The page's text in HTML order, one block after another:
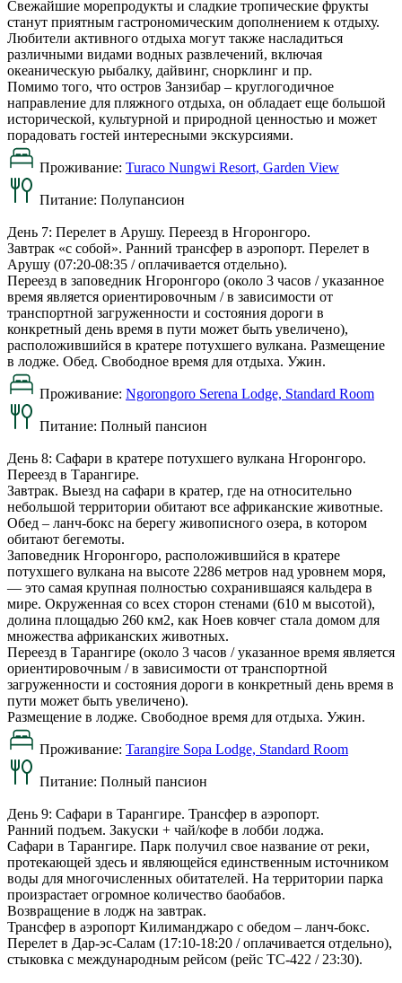
Свежайшие морепродукты и сладкие тропические фрукты
станут приятным гастрономическим дополнением к отдыху.
Любители активного отдыха могут также насладиться
различными видами водных развлечений, включая
океаническую рыбалку, дайвинг, снорклинг и пр.
Помимо того, что остров Занзибар – круглогодичное
направление для пляжного отдыха, он обладает еще большой
исторической, культурной и природной ценностью и может
порадовать гостей интересными экскурсиями.
Проживание: Turaco Nungwi Resort, Garden View
Питание: Полупансион
День 7: Перелет в Арушу. Переезд в Нгоронгоро.
Завтрак «с собой». Ранний трансфер в аэропорт. Перелет в
Арушу (07:20-08:35 / оплачивается отдельно).
Переезд в заповедник Нгоронгоро (около 3 часов / указанное
время является ориентировочным / в зависимости от
транспортной загруженности и состояния дороги в
конкретный день время в пути может быть увеличено),
расположившийся в кратере потухшего вулкана. Размещение
в лодже. Обед. Свободное время для отдыха. Ужин.
Проживание: Ngorongoro Serena Lodge, Standard Room
Питание: Полный пансион
День 8: Сафари в кратере потухшего вулкана Нгоронгоро.
Переезд в Тарангире.
Завтрак. Выезд на сафари в кратер, где на относительно
небольшой территории обитают все африканские животные.
Обед – ланч-бокс на берегу живописного озера, в котором
обитают бегемоты.
Заповедник Нгоронгоро, расположившийся в кратере
потухшего вулкана на высоте 2286 метров над уровнем моря,
— это самая крупная полностью сохранившаяся кальдера в
мире. Окруженная со всех сторон стенами (610 м высотой),
долина площадью 260 км2, как Ноев ковчег стала домом для
множества африканских животных.
Переезд в Тарангире (около 3 часов / указанное время является
ориентировочным / в зависимости от транспортной
загруженности и состояния дороги в конкретный день время в
пути может быть увеличено).
Размещение в лодже. Свободное время для отдыха. Ужин.
Проживание: Tarangire Sopa Lodge, Standard Room
Питание: Полный пансион
День 9: Сафари в Тарангире. Трансфер в аэропорт.
Ранний подъем. Закуски + чай/кофе в лобби лоджа.
Сафари в Тарангире. Парк получил свое название от реки,
протекающей здесь и являющейся единственным источником
воды для многочисленных обитателей. На территории парка
произрастает огромное количество баобабов.
Возвращение в лодж на завтрак.
Трансфер в аэропорт Килиманджаро с обедом – ланч-бокс.
Перелет в Дар-эс-Салам (17:10-18:20 / оплачивается отдельно),
стыковка с международным рейсом (рейс TC-422 / 23:30).